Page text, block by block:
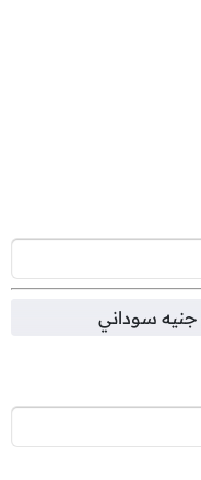
جنيه سوداني